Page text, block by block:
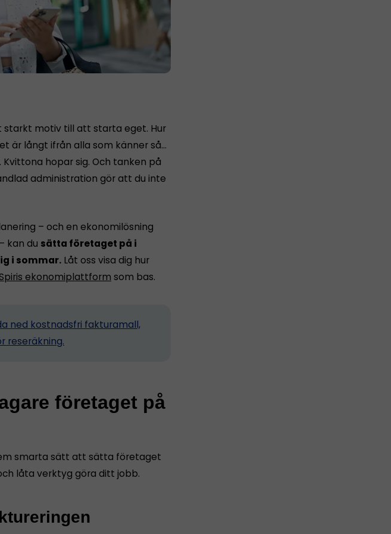
motiv till att starta eget. Hur
är långt ifrån alla som känner så…
Kvittona hopar sig. Och tanken på
administration gör att du inte
– och en ekonomilösning
kan du sätta företaget på i
i sommar. Låt oss visa dig hur
Spiris ekonomiplattform som bas.
ned kostnadsfri fakturamall,
reseräkning.
företaget på
smarta sätt att sätta företaget
låta verktyg göra ditt jobb.